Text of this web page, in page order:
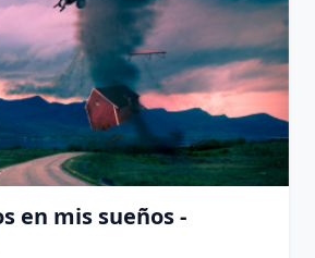
en mis sueños -